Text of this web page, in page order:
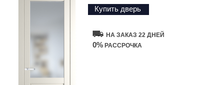
Купить дверь
НА ЗАКАЗ 22 ДНЕЙ
0% РАССРОЧКА